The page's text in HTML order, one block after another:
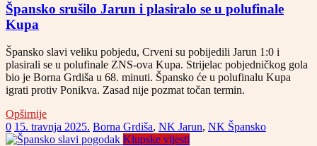
Špansko srušilo Jarun i plasiralo se u polufinale
Kupa
Špansko slavi veliku pobjedu, Crveni su pobijedili Jarun 1:0 i
plasirali se u polufinale ZNS-ova Kupa. Strijelac pobjedničkog gola
bio je Borna Grdiša u 68. minuti. Špansko će u polufinalu Kupa
igrati protiv Ponikva. Zasad nije pozmat točan termin.
Opširnije
0 15. travnja 2025. Borna Grdiša, NK Jarun, NK Špansko
Klupske vijesti